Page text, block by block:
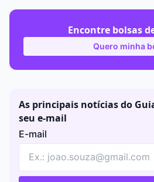
Encontre bolsas
Quero minha
As principais notícias do
seu e-mail
E-mail